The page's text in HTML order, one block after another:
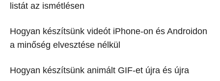
listát az ismétlésen
Hogyan készítsünk videót iPhone-on és Androidon
a minőség elvesztése nélkül
Hogyan készítsünk animált GIF-et újra és újra